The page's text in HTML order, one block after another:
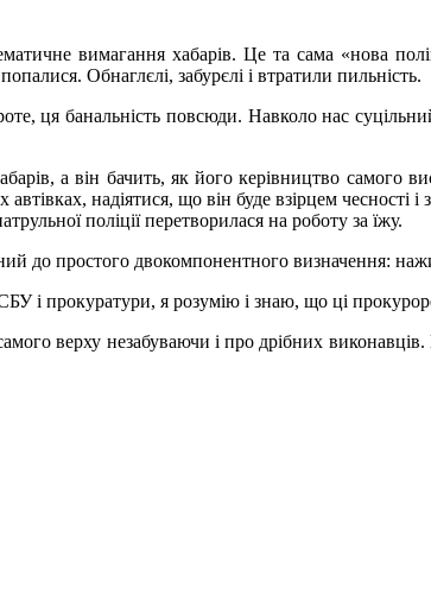
вимагання хабарів. Це та сама «нова
Обнаглєлі, забурєлі і втратили пильність.
ця банальність повсюди. Навколо нас
а він бачить, як його керівництво самого
надіятися, що він буде взірцем
поліції перетворилася на роботу за їжу.
до простого двокомпонентного визначення:
і прокуратури, я розумію і знаю, що ці
верху незабуваючи і про дрібних